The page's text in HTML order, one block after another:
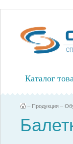
Каталог
– Продукция –